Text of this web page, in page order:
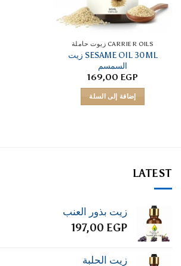
CARRIER OILS زيوت حاملة
SESAME OIL 30ML زيت
السمسم
169,00 EGP
إضافة إلى السلة
LATEST
زيت بذور العنب
197,00 EGP
زيت الحلبة